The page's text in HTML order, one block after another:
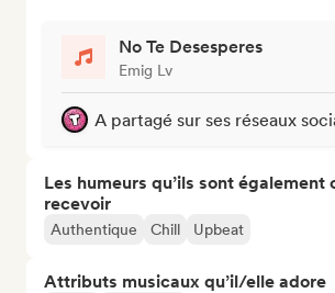
No Te Desesperes
Emig Lv
A partagé sur ses réseaux
Les humeurs qu’ils sont également
recevoir
Authentique Chill Upbeat
Attributs musicaux qu’il/elle adore